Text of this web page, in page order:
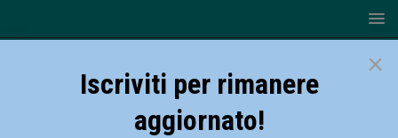
×
Iscriviti per rimanere
aggiornato!